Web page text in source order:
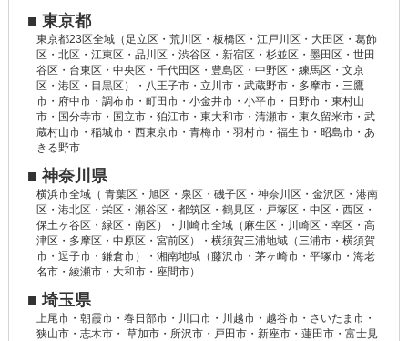
■ 東京都
東京都23区全域（足立区・荒川区・板橋区・江戸川区・大田区・葛飾
区・北区・江東区・品川区・渋谷区・新宿区・杉並区・墨田区・世田
谷区・台東区・中央区・千代田区・豊島区・中野区・練馬区・文京
区・港区・目黒区）・八王子市・立川市・武蔵野市・多摩市・三鷹
市・府中市・調布市・町田市・小金井市・小平市・日野市・東村山
市・国分寺市・国立市・狛江市・東大和市・清瀬市・東久留米市・武
蔵村山市・稲城市・西東京市・青梅市・羽村市・福生市・昭島市・あ
きる野市
■ 神奈川県
横浜市全域（ 青葉区・旭区・泉区・磯子区・神奈川区・金沢区・港南
区・港北区・栄区・瀬谷区・都筑区・鶴見区・戸塚区・中区・西区・
保土ヶ谷区・緑区・南区）・川崎市全域（麻生区・川崎区・幸区・高
津区・多摩区・中原区・宮前区）・横須賀三浦地域（三浦市・横須賀
市・逗子市・鎌倉市）・湘南地域（藤沢市・茅ヶ崎市・平塚市・海老
名市・綾瀬市・大和市・座間市）
■ 埼玉県
上尾市・朝霞市・春日部市・川口市・川越市・越谷市・さいたま市・
狭山市・志木市・ 草加市・所沢市・戸田市・新座市・蓮田市・富士見